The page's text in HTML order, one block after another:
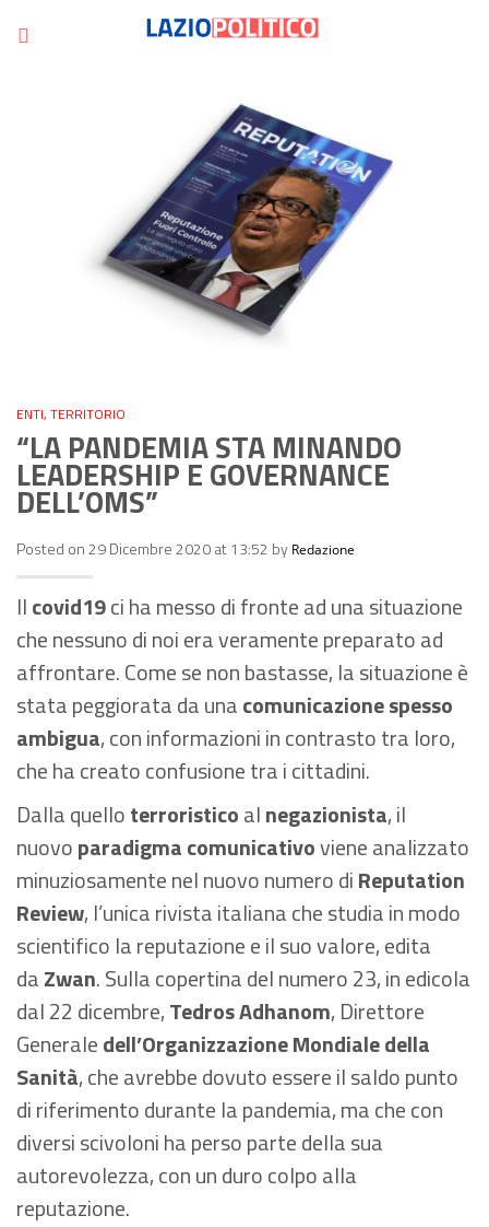
ENTI, TERRITORIO
“LA PANDEMIA STA MINANDO
LEADERSHIP E GOVERNANCE
DELL’OMS”
Posted on 29 Dicembre 2020 at 13:52 by Redazione
Ilcovid19ci ha messo di fronte ad una situazione
che nessuno di noi era veramente preparato ad
affrontare. Come se non bastasse, la situazione è
stata peggiorata da unacomunicazione spesso
ambigua, con informazioni in contrasto tra loro,
che ha creato confusione tra i cittadini.
Dalla quelloterroristicoalnegazionista, il
nuovoparadigma comunicativoviene analizzato
minuziosamente nel nuovo numero diReputation
Review, l’unica rivista italiana che studia in modo
scientifico la reputazione e il suo valore, edita
daZwan. Sulla copertina del numero 23, in edicola
dal 22 dicembre,Tedros Adhanom, Direttore
Generaledell’Organizzazione Mondiale della
Sanità, che avrebbe dovuto essere il saldo punto
di riferimento durante la pandemia, ma che con
diversi scivoloni ha perso parte della sua
autorevolezza, con un duro colpo alla
reputazione.